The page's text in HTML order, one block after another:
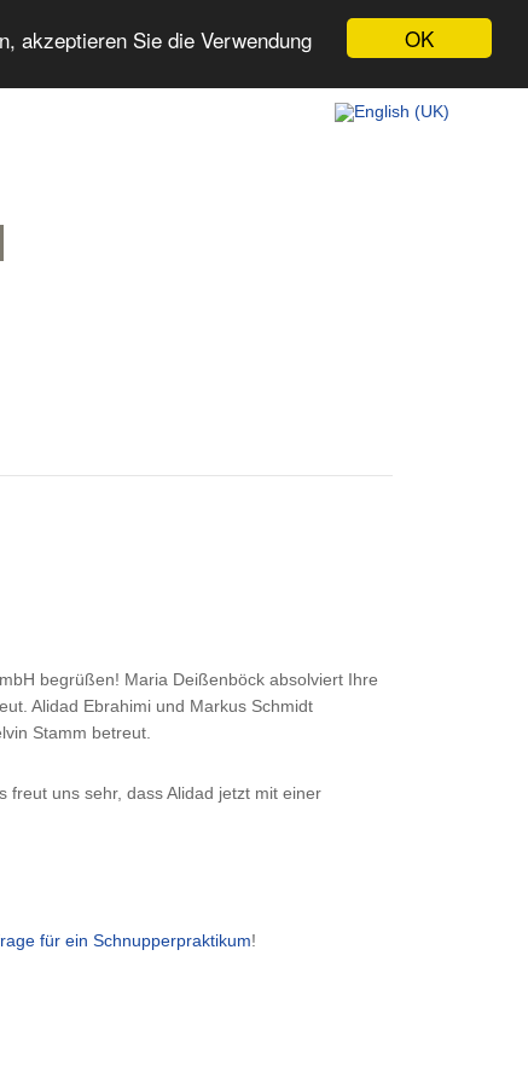
OK
akzeptieren Sie die Verwendung
begrüßen! Maria Deißenböck absolviert Ihre
Alidad Ebrahimi und Markus Schmidt
Stamm betreut.
freut uns sehr, dass Alidad jetzt mit einer
für ein Schnupperpraktikum!